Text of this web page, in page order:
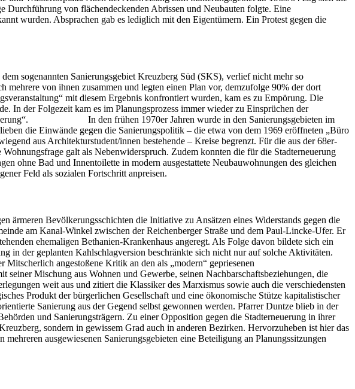
Durchführung von flächendeckenden Abrissen und Neubauten folgte. Eine
wurden. Absprachen gab es lediglich mit den Eigentümern. Ein Protest gegen die
sogenannten Sanierungsgebiet Kreuzberg Süd (SKS), verlief nicht mehr so
von ihnen zusammen und legten einen Plan vor, demzufolge 90% der dort
mit diesem Ergebnis konfrontiert wurden, kam es zu Empörung. Die
In der Folgezeit kam es im Planungsprozess immer wieder zu Einsprüchen der
In den frühen 1970er Jahren wurde in den Sanierungsgebieten im
die Einwände gegen die Sanierungspolitik – die etwa von dem 1969 eröffneten „Büro
aus Architekturstudent/innen bestehende – Kreise begrenzt. Für die aus der 68er-
galt als Nebenwiderspruch. Zudem konnten die für die Stadterneuerung
ohne Bad und Innentoilette in modern ausgestattete Neubauwohnungen des gleichen
Feld als sozialen Fortschritt anpreisen.
Bevölkerungsschichten die Initiative zu Ansätzen eines Widerstands gegen die
am Kanal-Winkel zwischen der Reichenberger Straße und dem Paul-Lincke-Ufer. Er
ehemaligen Bethanien-Krankenhaus angeregt. Als Folge davon bildete sich ein
in der geplanten Kahlschlagversion beschränkte sich nicht nur auf solche Aktivitäten.
angestoßene Kritik an den als „modern“ gepriesenen
seiner Mischung aus Wohnen und Gewerbe, seinen Nachbarschaftsbeziehungen, die
weit aus und zitiert die Klassiker des Marxismus sowie auch die verschiedensten
Produkt der bürgerlichen Gesellschaft und eine ökonomische Stütze kapitalistischer
Sanierung aus der Gegend selbst gewonnen werden. Pfarrer Duntze blieb in der
und Sanierungsträgern. Zu einer Opposition gegen die Stadterneuerung in ihrer
sondern in gewissem Grad auch in anderen Bezirken. Hervorzuheben ist hier das
ausgewiesenen Sanierungsgebieten eine Beteiligung an Planungssitzungen